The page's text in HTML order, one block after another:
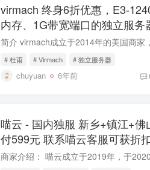
virmach 终身6折优惠，E3-
内存、1G带宽端口的独立服务
至$27/月 #2020#
# 杜甫 # Virmach # 独立服务器
chuyuan 6年前
喵云 - 国内独服 新乡+镇江+佛
付599元 联系喵云客服可获折